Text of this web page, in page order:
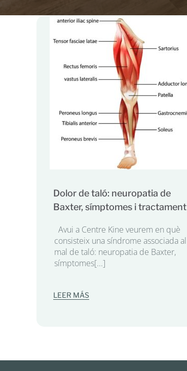
Dolor de taló: neuropatia de
Baxter, símptomes i tractament
Avui a Centre Kine veurem en què
consisteix una síndrome associada al
mal de taló: neuropatia de Baxter,
símptomes[...]
LEER MÁS